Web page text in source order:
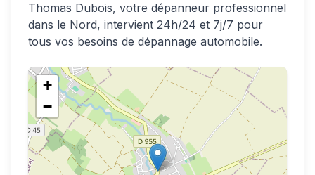
Thomas Dubois, votre dépanneur professionnel
dans le Nord, intervient 24h/24 et 7j/7 pour
tous vos besoins de dépannage automobile.
+
−